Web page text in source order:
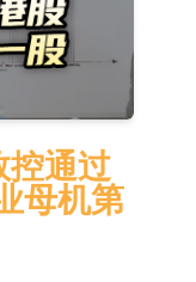
爆企业集团
制造基地生
户交付
垫 CCMAX、
现量产销售
主要采用季
块下挫，北汽
十，生物系
控通过
母机第